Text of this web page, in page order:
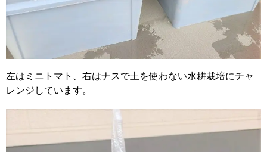
左はミニトマト、右はナスで土を使わない水耕栽培にチャ
レンジしています。